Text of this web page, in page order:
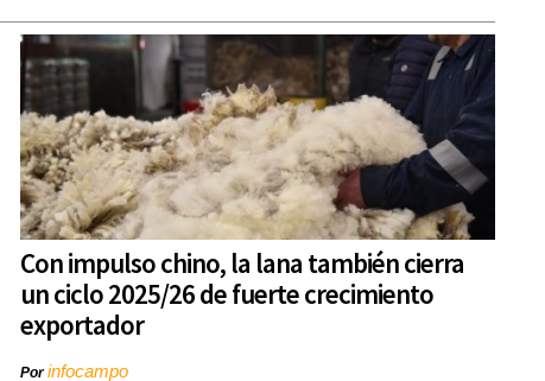
Con impulso chino, la lana también cierra
un ciclo 2025/26 de fuerte crecimiento
exportador
Porinfocampo